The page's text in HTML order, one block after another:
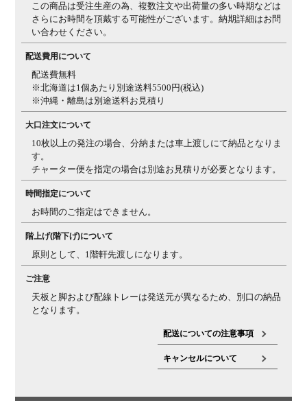
■天然木の性
質について■
■詳細■ ※サムネイルも併せてご確認ください。
木目柄・色み
について
天然木ゆえに、一つとして同じ柄がないため、天板の色
み、明るさ、節の見え方などのご指定はできません。ま
ございます。天然木特有の個体差をお愉しみください。
質感について
天板にはウレタン塗装を施しておりますが(裏面は捨て
塗り)、樹種の違いや個体差によって、ざらつき感を感
じる場合がございます。天然木特有の質感としてご理解
三方向使用・
節について
天板は三方向使用になっているため、裏面には凹凸感の
ある節も入る場合がございます。
反りについ
て・ヒビ割れ
について
天然木の天板は一般的に、夏場など多湿環境では反りが
入りやすくなります。湿度等（乾燥状況など）によりヒ
ビや反りの現象が起こる場合があることを、天然素材の
とをご理解ください。
この商品は受注生産の為、複数注文や出荷量の多い時期などは
さらにお時間を頂戴する可能性がございます。納期詳細はお問
い合わせください。
配送費用について
配送費無料
※北海道は1個あたり別途送料5500円(税込)
※沖縄・離島は別途送料お見積り
大口注文について
10枚以上の発注の場合、分納または車上渡しにて納品となりま
す。
チャーター便を指定の場合は別途お見積りが必要となります。
時間指定について
お時間のご指定はできません。
階上げ(階下げ)について
原則として、1階軒先渡しになります。
ご注意
天板と脚および配線トレーは発送元が異なるため、別口の納品
となります。
配送についての注意事項
キャンセルについて